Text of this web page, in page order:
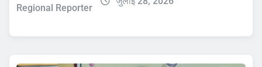
Regional Reporter